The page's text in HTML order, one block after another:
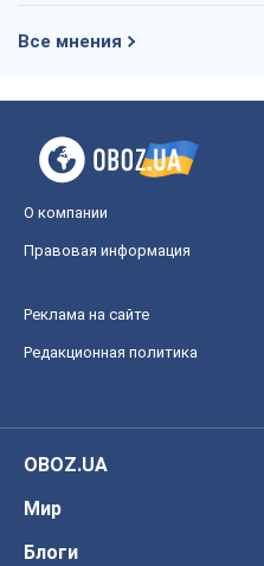
Все мнения
О компании
Правовая информация
Реклама на сайте
Редакционная политика
OBOZ.UA
Мир
Блоги